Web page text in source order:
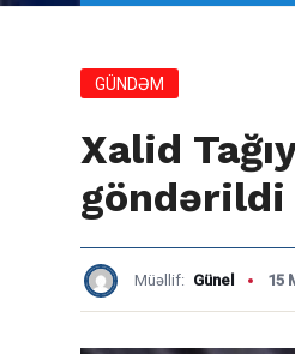
GÜNDƏM
Xalid
göndərildi
Müəllif: Günel 15